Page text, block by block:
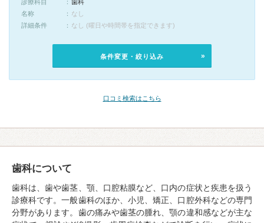
診療科目
歯科
名称
なし
詳細条件
なし (曜日や時間帯を指定できます)
条件変更・絞り込み
口コミ検索はこちら
歯科について
歯科は、歯や歯茎、顎、口腔粘膜など、口内の症状と疾患を扱う
診療科です。一般歯科のほか、小児、矯正、口腔外科などの専門
分野があります。歯の痛みや歯茎の腫れ、顎の違和感などが主な